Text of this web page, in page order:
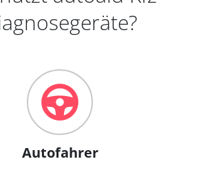
Autofahrer